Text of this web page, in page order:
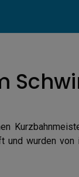
wurden von